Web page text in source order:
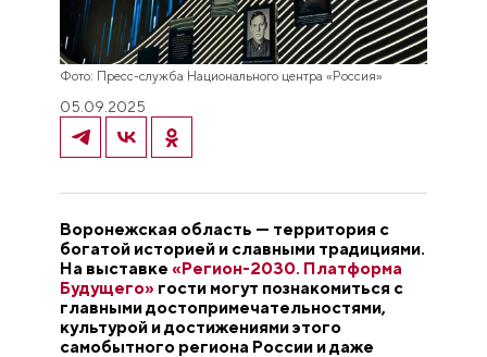
Фото: Пресс-служба Национального центра «Россия»
05.09.2025
Воронежская область — территория с
богатой историей и славными традициями.
На выставке«Регион-2030. Платформа
Будущего» гости могут познакомиться с
главными достопримечательностями,
культурой и достижениями этого
самобытного региона России и даже